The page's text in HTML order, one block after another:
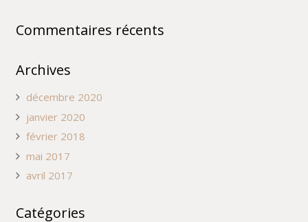
Commentaires récents
Archives
décembre 2020
janvier 2020
février 2018
mai 2017
avril 2017
Catégories